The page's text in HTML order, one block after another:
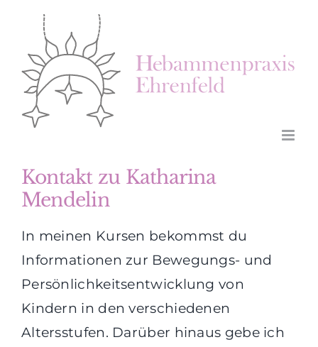
springen
Kontakt zu Katharina
Mendelin
In meinen Kursen bekommst du
Informationen zur Bewegungs- und
Persönlichkeitsentwicklung von
Kindern in den verschiedenen
Altersstufen. Darüber hinaus gebe ich